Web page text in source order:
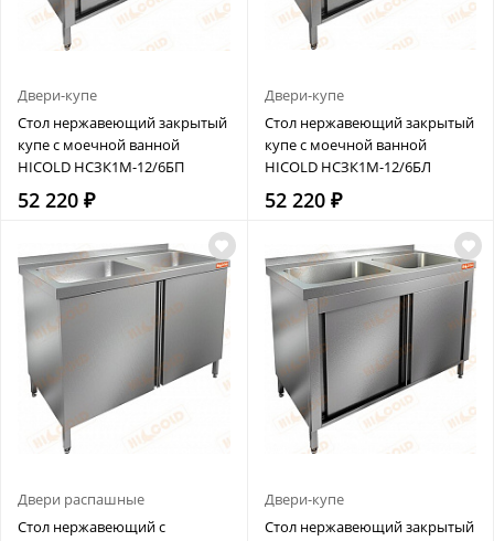
Двери-купе
Стол нержавеющий закрытый
купе с моечной ванной
HICOLD НСЗК1М-12/6БП
52 220 ₽
Двери-купе
Стол нержавеющий закрытый
купе с моечной ванной
HICOLD НСЗК1М-12/6БЛ
52 220 ₽
Двери распашные
Стол нержавеющий с
Двери-купе
Стол нержавеющий закрытый